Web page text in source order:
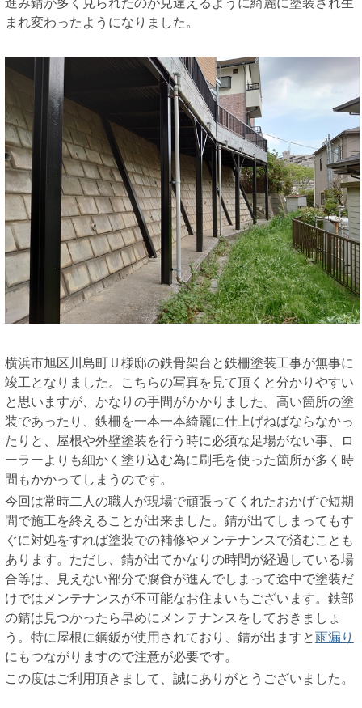
進み錆が多く見られたのが見違えるように綺麗に塗装され生
まれ変わったようになりました。
横浜市旭区川島町Ｕ様邸の鉄骨架台と鉄柵塗装工事が無事に
竣工となりました。こちらの写真を見て頂くと分かりやすい
と思いますが、かなりの手間がかかりました。高い箇所の塗
装であったり、鉄柵を一本一本綺麗に仕上げねばならなかっ
たりと、屋根や外壁塗装を行う時に必須な足場がない事、ロ
ーラーよりも細かく塗り込む為に刷毛を使った箇所が多く時
間もかかってしまうのです。
今回は常時二人の職人が現場で頑張ってくれたおかげで短期
間で施工を終えることが出来ました。錆が出てしまってもす
ぐに対処をすれば塗装での補修やメンテナンスで済むことも
あります。ただし、錆が出てかなりの時間が経過している場
合等は、見えない部分で腐食が進んでしまって途中で塗装だ
けではメンテナンスが不可能なお住まいもございます。鉄部
の錆は見つかったら早めにメンテナンスをしておきましょ
う。特に屋根に鋼鈑が使用されており、錆が出ますと雨漏り
にもつながりますので注意が必要です。
この度はご利用頂きまして、誠にありがとうございました。